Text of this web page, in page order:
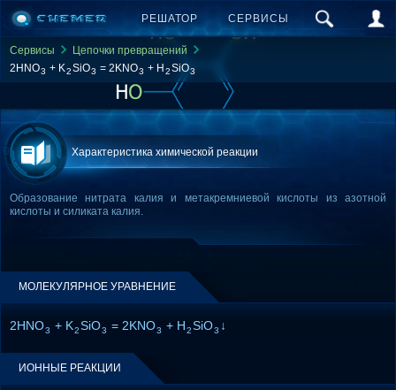
РЕШАТОР СЕРВИСЫ
Сервисы
Цепочки превращений
2HNO3 + K2SiO3 = 2KNO3 + H 2SiO3
Характеристика химической реакции
Образование нитрата калия и метакремниевой кислоты из азотной
кислоты и силиката калия.
МОЛЕКУЛЯРНОЕ УРАВНЕНИЕ
2HNO3 + K2SiO3 = 2KNO3 + H2SiO3 ↓
ИОННЫЕ РЕАКЦИИ